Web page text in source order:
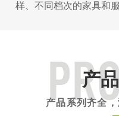
样、不同档次的家具和服
产品
产品系列齐全